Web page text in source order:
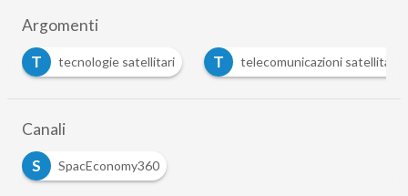
Argomenti
T
tecnologie satellitari T telecomunicazioni satellitari
Canali
S
SpacEconomy360